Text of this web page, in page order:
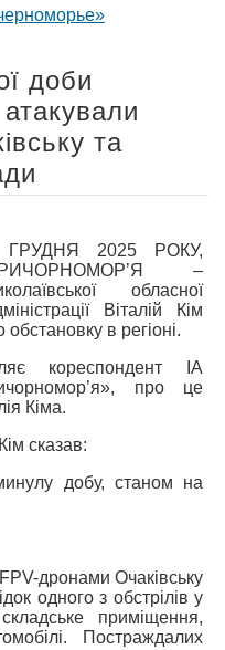
доби
атакували
та
2025 РОКУ,
–
обласної
Віталій Кім
в регіоні.
кореспондент ІА
про це
Кіма.
сказав:
добу, станом на
дронами Очаківську
одного з обстрілів у
приміщення,
Постраждалих